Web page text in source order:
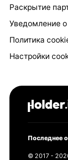
Раскрытие
Уведомление о
Политика
Настройки
Последнее
© 2017 -